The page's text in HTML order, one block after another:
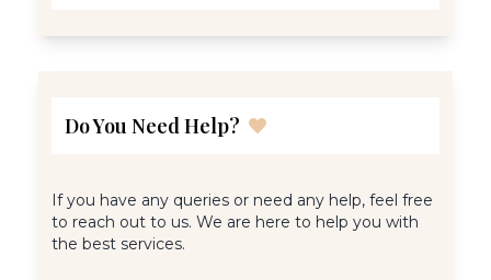
Do You Need Help?
If you have any queries or need any help, feel free
to reach out to us. We are here to help you with
the best services.